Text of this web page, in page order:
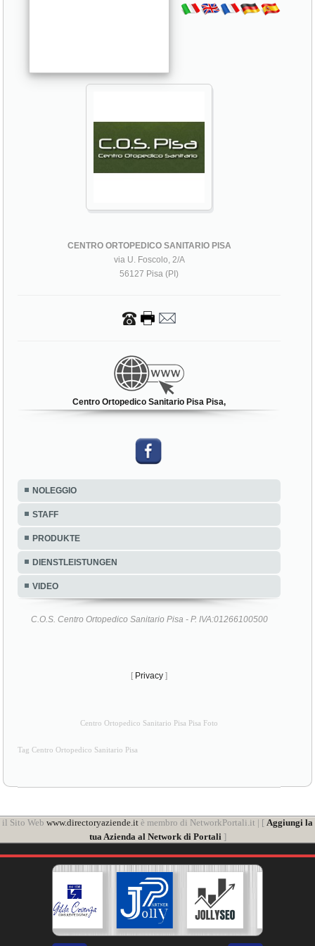
CENTRO ORTOPEDICO SANITARIO PISA
via U. Foscolo, 2/A
56127 Pisa (PI)
Centro Ortopedico Sanitario Pisa Pisa,
NOLEGGIO
STAFF
PRODUKTE
DIENSTLEISTUNGEN
VIDEO
C.O.S. Centro Ortopedico Sanitario Pisa - P. IVA:01266100500
[ Privacy ]
Centro Ortopedico Sanitario Pisa Pisa Foto
Tag Centro Ortopedico Sanitario Pisa
il Sito Web www.directoryaziende.it è membro di NetworkPortali.it | [ Aggiungi la
tua Azienda al Network di Portali ]